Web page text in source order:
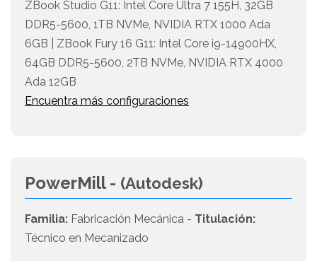
ZBook Studio G11: Intel Core Ultra 7 155H, 32GB
DDR5-5600, 1TB NVMe, NVIDIA RTX 1000 Ada
6GB | ZBook Fury 16 G11: Intel Core i9-14900HX,
64GB DDR5-5600, 2TB NVMe, NVIDIA RTX 4000
Ada 12GB
Encuentra más configuraciones
PowerMill - (Autodesk)
Familia: Fabricación Mecánica - Titulación:
Técnico en Mecanizado